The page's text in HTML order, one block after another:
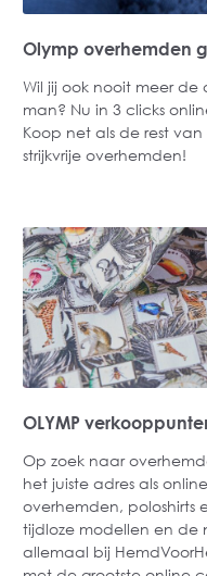
Olymp overhemden
Wil jij ook nooit meer
man? Nu in 3 clicks
Koop net als de rest
strijkvrije overhemden!
OLYMP
Op zoek naar
het juiste adres als
overhemden, poloshirts
tijdloze modellen en de
allemaal bij